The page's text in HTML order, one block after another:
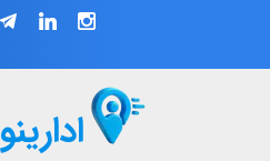
ادارینو